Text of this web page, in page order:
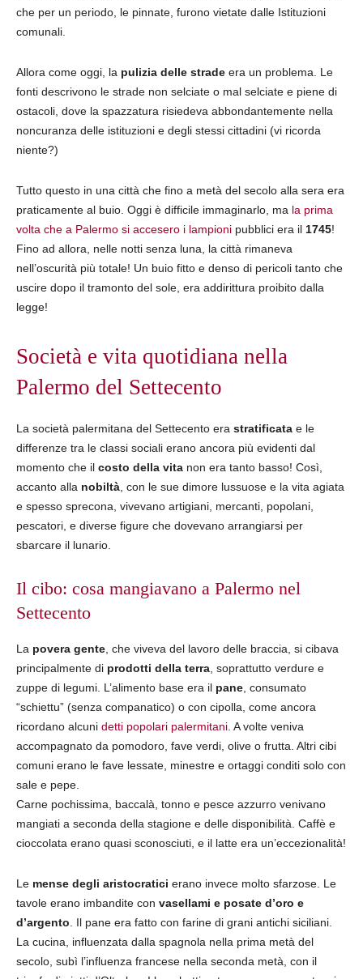
che per un periodo, le pinnate, furono vietate dalle Istituzioni
comunali.
Allora come oggi, la pulizia delle strade era un problema. Le
fonti descrivono le strade non selciate o mal selciate e piene di
ostacoli, dove la spazzatura risiedeva abbondantemente nella
noncuranza delle istituzioni e degli stessi cittadini (vi ricorda
niente?)
Tutto questo in una città che fino a metà del secolo alla sera era
praticamente al buio. Oggi è difficile immaginarlo, ma la prima
volta che a Palermo si accesero i lampioni pubblici era il 1745!
Fino ad allora, nelle notti senza luna, la città rimaneva
nell’oscurità più totale! Un buio fitto e denso di pericoli tanto che
uscire dopo il tramonto del sole, era addirittura proibito dalla
legge!
Società e vita quotidiana nella
Palermo del Settecento
La società palermitana del Settecento era stratificata e le
differenze tra le classi sociali erano ancora più evidenti dal
momento che il costo della vita non era tanto basso! Così,
accanto alla nobiltà , con le sue dimore lussuose e la vita agiata
e spesso sprecona, vivevano artigiani, mercanti, popolani,
pescatori, e diverse figure che dovevano arrangiarsi per
sbarcare il lunario.
Il cibo: cosa mangiavano a Palermo nel
Settecento
La povera gente , che viveva del lavoro delle braccia, si cibava
principalmente di prodotti della terra , soprattutto verdure e
zuppe di legumi. L’alimento base era il pane , consumato
“schiettu” (senza companatico) o con cipolla, come ancora
ricordano alcuni detti popolari palermitani . A volte veniva
accompagnato da pomodoro, fave verdi, olive o frutta. Altri cibi
comuni erano le fave lessate, minestre e ortaggi conditi solo con
sale e pepe.
Carne pochissima, baccalà, tonno e pesce azzurro venivano
mangiati a seconda della stagione e delle disponibilità. Caffè e
cioccolata erano quasi sconosciuti, e il latte era un’eccezionalità!
Le mense degli aristocratici erano invece molto sfarzose. Le
tavole erano imbandite con vasellami e posate d’oro e
d’argento . Il pane era fatto con farine di grani antichi siciliani.
La cucina, influenzata dalla spagnola nella prima metà del
secolo, subì l’influenza francese nella seconda metà, con il